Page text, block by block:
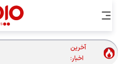
آخرین
اخبار:
تغییر بزرگ روی نیمکت